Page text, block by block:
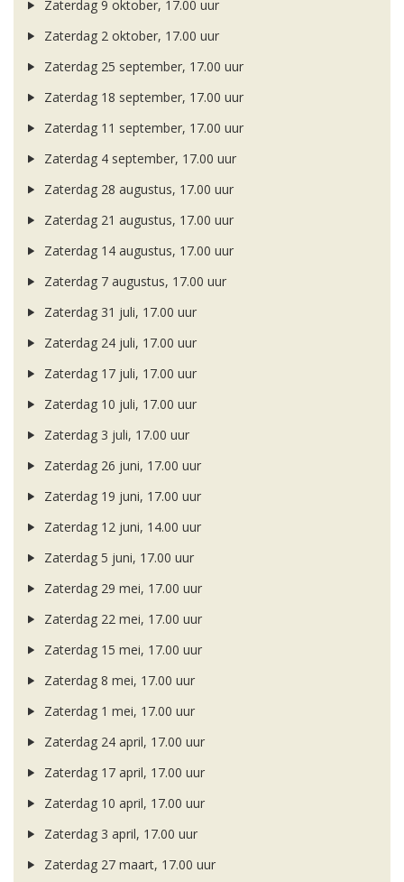
Zaterdag 9 oktober, 17.00 uur
Zaterdag 2 oktober, 17.00 uur
Zaterdag 25 september, 17.00 uur
Zaterdag 18 september, 17.00 uur
Zaterdag 11 september, 17.00 uur
Zaterdag 4 september, 17.00 uur
Zaterdag 28 augustus, 17.00 uur
Zaterdag 21 augustus, 17.00 uur
Zaterdag 14 augustus, 17.00 uur
Zaterdag 7 augustus, 17.00 uur
Zaterdag 31 juli, 17.00 uur
Zaterdag 24 juli, 17.00 uur
Zaterdag 17 juli, 17.00 uur
Zaterdag 10 juli, 17.00 uur
Zaterdag 3 juli, 17.00 uur
Zaterdag 26 juni, 17.00 uur
Zaterdag 19 juni, 17.00 uur
Zaterdag 12 juni, 14.00 uur
Zaterdag 5 juni, 17.00 uur
Zaterdag 29 mei, 17.00 uur
Zaterdag 22 mei, 17.00 uur
Zaterdag 15 mei, 17.00 uur
Zaterdag 8 mei, 17.00 uur
Zaterdag 1 mei, 17.00 uur
Zaterdag 24 april, 17.00 uur
Zaterdag 17 april, 17.00 uur
Zaterdag 10 april, 17.00 uur
Zaterdag 3 april, 17.00 uur
Zaterdag 27 maart, 17.00 uur